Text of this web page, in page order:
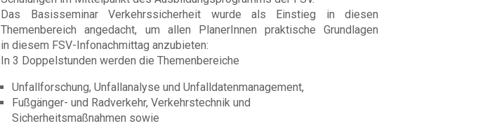
Das Basisseminar Verkehrssicherheit wurde als Einstieg in diesen
Themenbereich angedacht, um allen PlanerInnen praktische Grundlagen
in diesem FSV-Infonachmittag anzubieten:
In 3 Doppelstunden werden die Themenbereiche
Unfallforschung, Unfallanalyse und Unfalldatenmanagement,
Fußgänger- und Radverkehr, Verkehrstechnik und
Sicherheitsmaßnahmen sowie